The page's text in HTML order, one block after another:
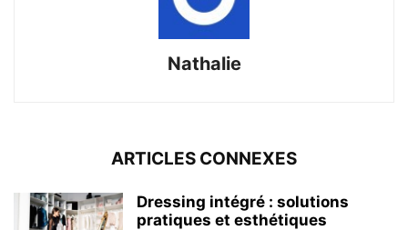
Nathalie
ARTICLES CONNEXES
Dressing intégré : solutions
pratiques et esthétiques